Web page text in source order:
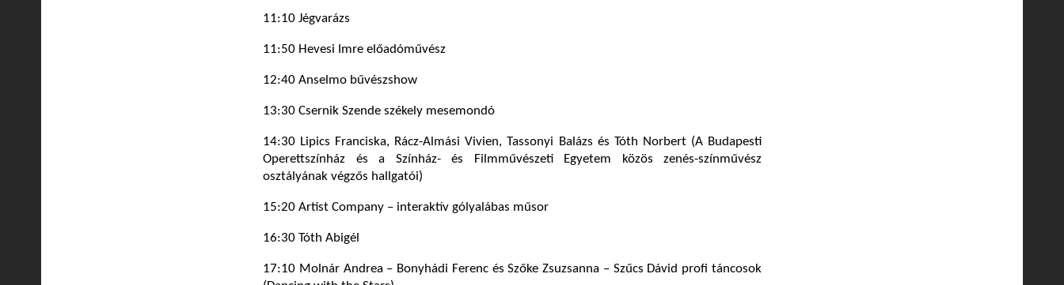
11:10 Jégvarázs
11:50 Hevesi Imre előadóművész
12:40 Anselmo bűvészshow
13:30 Csernik Szende székely mesemondó
14:30 Lipics Franciska, Rácz-Almási Vivien, Tassonyi Balázs és Tóth Norbert (A Budapesti
Operettszínház és a Színház- és Filmművészeti Egyetem közös zenés-színművész
osztályának végzős hallgatói)
15:20 Artist Company – interaktív gólyalábas műsor
16:30 Tóth Abigél
17:10 Molnár Andrea – Bonyhádi Ferenc és Szőke Zsuzsanna – Szűcs Dávid profi táncosok